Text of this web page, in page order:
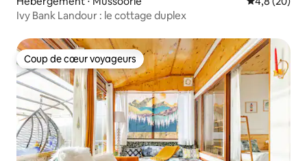
Ivy Bank Landour : le cottage duplex
Coup de cœur voyageurs
Coup de cœur voyageurs